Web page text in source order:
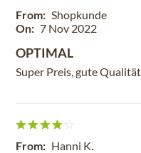
From: Shopkunde
On: 7 Nov 2022
OPTIMAL
Super Preis, gute
From: Hanni K.